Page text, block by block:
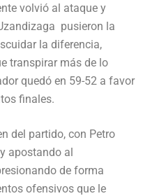
volvió al ataque y
pusieron la
la diferencia,
transpirar más de lo
quedó en 59-52 a favor
finales.
del partido, con Petro
apostando al
de forma
ofensivos que le